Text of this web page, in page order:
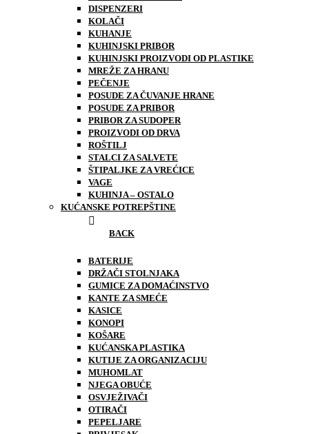
DISPENZERI
KOLAČI
KUHANJE
KUHINJSKI PRIBOR
KUHINJSKI PROIZVODI OD PLASTIKE
MREŽE ZA HRANU
PEČENJE
POSUDE ZA ČUVANJE HRANE
POSUDE ZA PRIBOR
PRIBOR ZA SUDOPER
PROIZVODI OD DRVA
ROŠTILJ
STALCI ZA SALVETE
ŠTIPALJKE ZA VREĆICE
VAGE
KUHINJA – OSTALO
KUĆANSKE POTREPŠTINE
BACK
BATERIJE
DRŽAČI STOLNJAKA
GUMICE ZA DOMAĆINSTVO
KANTE ZA SMEĆE
KASICE
KONOPI
KOŠARE
KUĆANSKA PLASTIKA
KUTIJE ZA ORGANIZACIJU
MUHOMLAT
NJEGA OBUĆE
OSVJEŽIVAČI
OTIRAČI
PEPELJARE